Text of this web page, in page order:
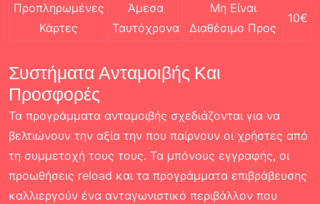
Προπληρωμένες
Κάρτες
Άμεσα
Ταυτόχρονα
Μη Είναι
Διαθέσιμο Προς
10€
Συστήματα Ανταμοιβής Και
Προσφορές
Τα προγράμματα ανταμοιβής σχεδιάζονται για να
βελτιώνουν την αξία την που παίρνουν οι χρήστες από
τη συμμετοχή τους τους. Τα μπόνους εγγραφής, οι
προωθήσεις reload και τα προγράμματα επιβράβευσης
καλλιεργούν ένα ανταγωνιστικό περιβάλλον που